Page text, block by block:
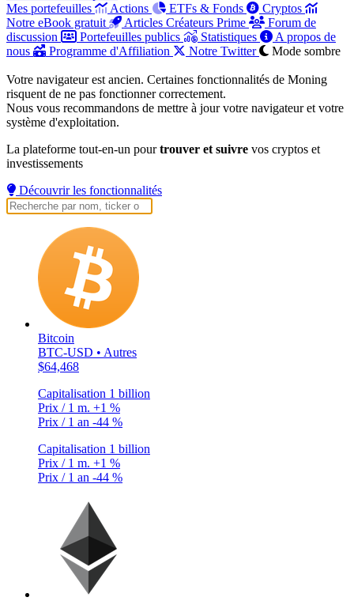
Mes portefeuilles
Actions ETFs & Fonds
Cryptos
Notre eBook gratuit
Articles Créateurs Prime
Forum de
discussion
Portefeuilles publics Statistiques
A propos de
nous
Programme d'Affiliation Notre Twitter Mode sombre
Votre navigateur est ancien. Certaines fonctionnalités de Moning
risquent de ne pas fonctionner correctement.
Nous vous recommandons de mettre à jour votre navigateur et votre
système d'exploitation.
La plateforme tout-en-un pourtrouver et suivre vos cryptos et
investissements
Découvrir les fonctionnalités
Bitcoin
BTC-USD • Autres
$64,468
Capitalisation 1 billion
Prix / 1 m. +1 %
Prix / 1 an -44 %
Capitalisation 1 billion
Prix / 1 m. +1 %
Prix / 1 an -44 %